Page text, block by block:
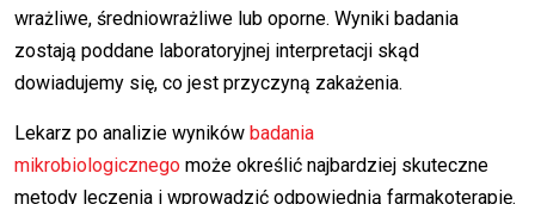
wrażliwe, średniowrażliwe lub oporne. Wyniki badania
zostają poddane laboratoryjnej interpretacji skąd
dowiadujemy się, co jest przyczyną zakażenia.
Lekarz po analizie wyników badania
mikrobiologicznego może określić najbardziej skuteczne
metody leczenia i wprowadzić odpowiednią farmakoterapię.